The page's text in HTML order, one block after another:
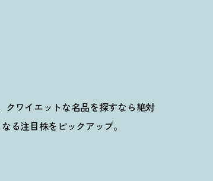
ワイエットな名品を探すなら絶対
る注目株をピックアップ。